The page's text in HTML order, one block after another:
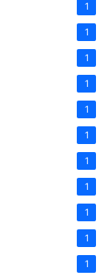
1
1
1
1
1
1
1
1
1
1
1